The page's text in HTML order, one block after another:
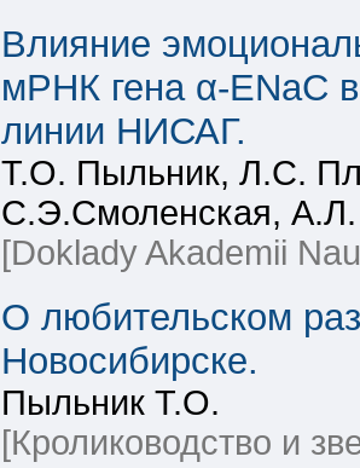
Влияние
мРНК гена α-ENaC
линии НИСАГ.
Т.О. Пыльник, Л.С.
С.Э.Смоленская,
[Doklady Akademii
О любительском
Новосибирске.
Пыльник Т.О.
[Кролиководство и